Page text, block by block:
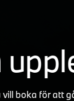
boka för att